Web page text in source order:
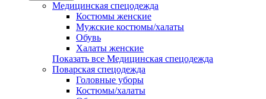
Медицинская спецодежда
Костюмы женские
Мужские костюмы/халаты
Обувь
Халаты женские
Показать все Медицинская спецодежда
Поварская спецодежда
Головные уборы
Костюмы/халаты